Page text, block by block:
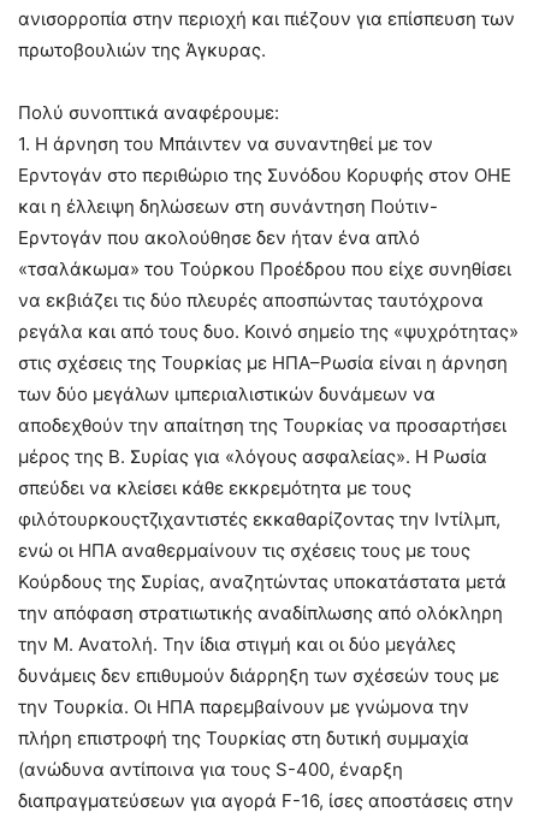
ανισορροπία στην περιοχή και πιέζουν για επίσπευση των
πρωτοβουλιών της Άγκυρας.
Πολύ συνοπτικά αναφέρουμε:
1. Η άρνηση του Μπάιντεν να συναντηθεί με τον
Ερντογάν στο περιθώριο της Συνόδου Κορυφής στον ΟΗΕ
και η έλλειψη δηλώσεων στη συνάντηση Πούτιν-
Ερντογάν που ακολούθησε δεν ήταν ένα απλό
«τσαλάκωμα» του Τούρκου Προέδρου που είχε συνηθίσει
να εκβιάζει τις δύο πλευρές αποσπώντας ταυτόχρονα
ρεγάλα και από τους δυο. Κοινό σημείο της «ψυχρότητας»
στις σχέσεις της Τουρκίας με ΗΠΑ–Ρωσία είναι η άρνηση
των δύο μεγάλων ιμπεριαλιστικών δυνάμεων να
αποδεχθούν την απαίτηση της Τουρκίας να προσαρτήσει
μέρος της Β. Συρίας για «λόγους ασφαλείας». Η Ρωσία
σπεύδει να κλείσει κάθε εκκρεμότητα με τους
φιλότουρκουςτζιχαντιστές εκκαθαρίζοντας την Ιντίλμπ,
ενώ οι ΗΠΑ αναθερμαίνουν τις σχέσεις τους με τους
Κούρδους της Συρίας, αναζητώντας υποκατάστατα μετά
την απόφαση στρατιωτικής αναδίπλωσης από ολόκληρη
την Μ. Ανατολή. Την ίδια στιγμή και οι δύο μεγάλες
δυνάμεις δεν επιθυμούν διάρρηξη των σχέσεών τους με
την Τουρκία. Οι ΗΠΑ παρεμβαίνουν με γνώμονα την
πλήρη επιστροφή της Τουρκίας στη δυτική συμμαχία
(ανώδυνα αντίποινα για τους S-400, έναρξη
διαπραγματεύσεων για αγορά F-16, ίσες αποστάσεις στην